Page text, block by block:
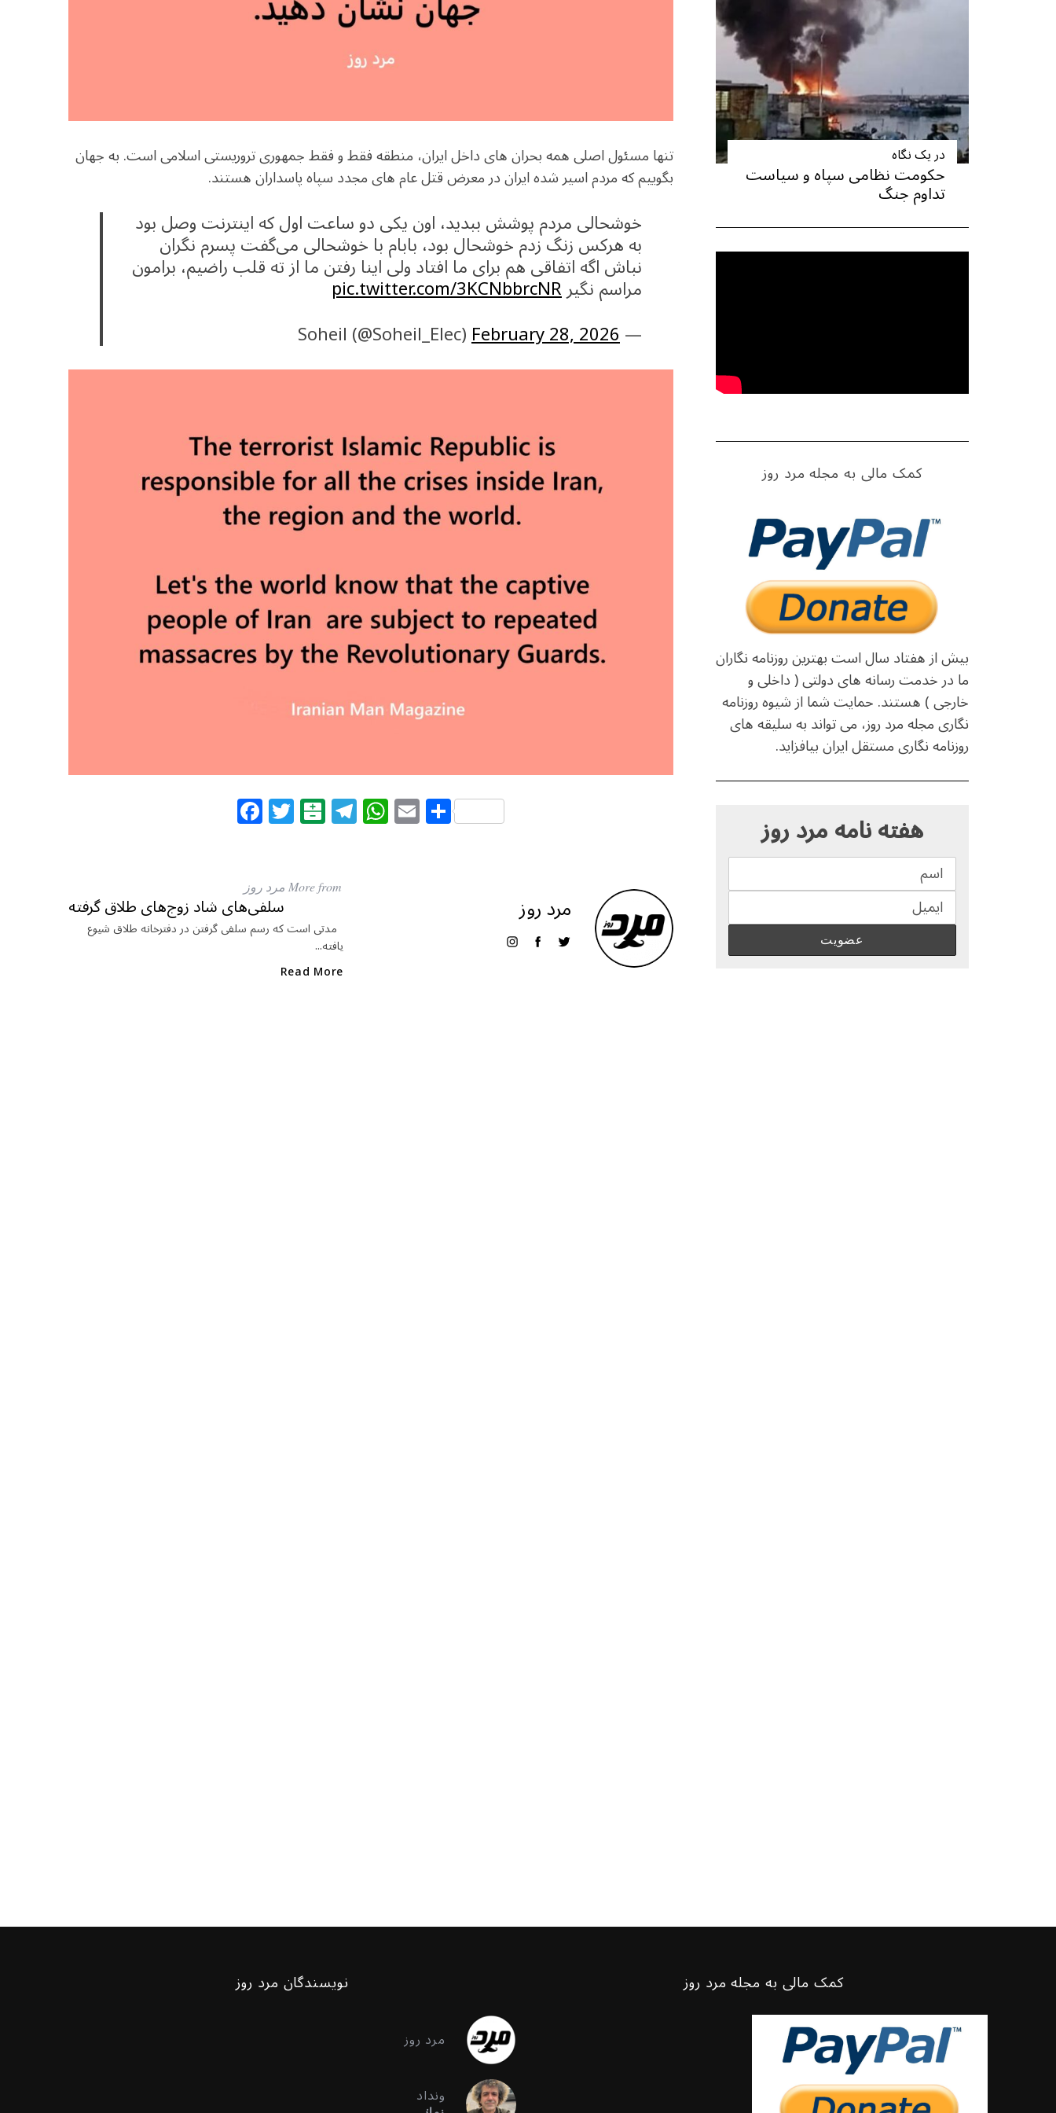
تنها مسئول اصلی همه بحران های داخل ایران، منطقه فقط و فقط جمهوری تروریستی اسلامی است. به جهان
بگوییم که مردم اسیر شده ایران در معرض قتل عام های مجدد سپاه پاسداران هستند.
خوشحالی مردم پوشش ببدید، اون یکی دو ساعت اول که اینترنت وصل بود
به هرکس زنگ زدم خوشحال بود، بابام با خوشحالی می‌گفت پسرم نگران
نباش اگه اتفاقی هم برای ما افتاد ولی اینا رفتن ما از ته قلب راضیم، برامون
مراسم نگیرpic.twitter.com/3KCNbbrcNR
— Soheil (@Soheil_Elec)
February 28, 2026
F
a
e
b
ook
T
w
e
r
B
al
ar
in
T
el W
h E
m S
h
مرد روز
More from مرد روز
سلفی‌های شاد زوج‌های طلاق گرفته
مدتی است که رسم سلفی گرفتن در دفترخانه طلاق شیوع
یافته...
Read More
در یک نگاه
حکومت نظامی سپاه و سیاست
تداوم جنگ
کمک مالی به مجله مرد روز
بیش از هفتاد سال است بهترین روزنامه نگاران
ما در خدمت رسانه های دولتی ( داخلی و
خارجی ) هستند. حمایت شما از شیوه روزنامه
نگاری مجله مرد روز، می تواند به سلیقه های
روزنامه نگاری مستقل ایران بیافزاید.
هفته نامه مرد روز
کمک مالی به مجله مرد روز نویسندگان مرد روز
مرد روز
ونداد
S
r
c
f
r